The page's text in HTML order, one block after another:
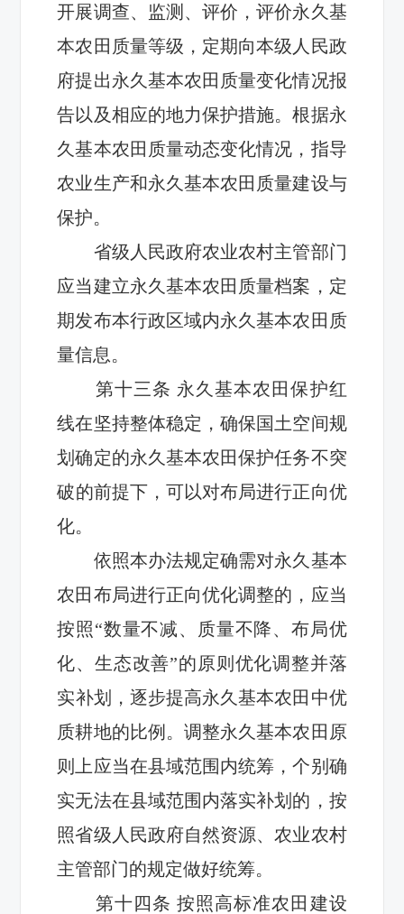
开展调查、监测、评价，评价永久基
本农田质量等级，定期向本级人民政
府提出永久基本农田质量变化情况报
告以及相应的地力保护措施。根据永
久基本农田质量动态变化情况，指导
农业生产和永久基本农田质量建设与
保护。
省级人民政府农业农村主管部门
应当建立永久基本农田质量档案，定
期发布本行政区域内永久基本农田质
量信息。
第十三条 永久基本农田保护红
线在坚持整体稳定 ，确保国土空间规
划确定的永久基本农田保护任务不突
破的前提下， 可以对布局进行正向优
化。
依照本办法规定确需对永久基本
农田 布局进行正向优化调整的，应当
按照“数量不减、质量不降、布局优
化、生态改善”的原则优化调整并落
实补划
，逐步提高永久基本农田中优
质耕地的比例 。 调整永久基本农田原
则上应当在县域范围内统筹，个别确
实无法在县域范围内落实补划的，按
照省级人民政府自然资源、农业农村
主管部门的规定做好统筹。
第十 四条按照高标准农田建设